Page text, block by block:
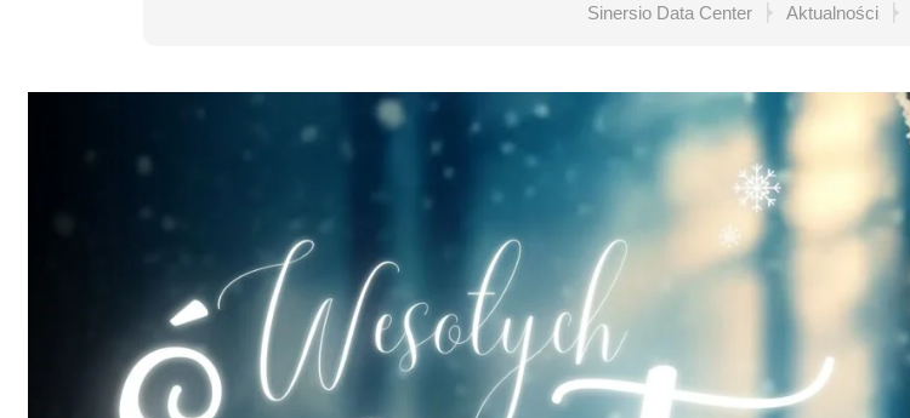
Sinersio Data Center Aktualności